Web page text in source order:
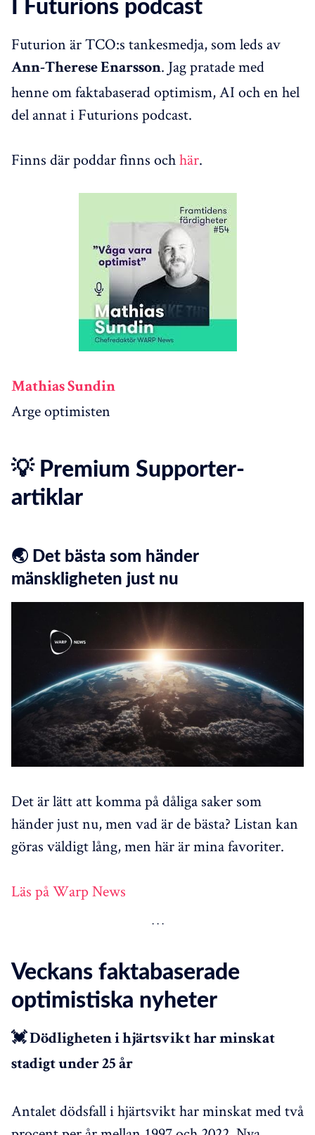
I Futurions podcast
Futurion är TCO:s tankesmedja, som leds av
Ann-Therese Enarsson. Jag pratade med
henne om faktabaserad optimism, AI och en hel
del annat i Futurions podcast.
Finns där poddar finns ochhär.
Mathias Sundin
Arge optimisten
💡 Premium Supporter-
artiklar
🌏 Det bästa som händer
mänskligheten just nu
Det är lätt att komma på dåliga saker som
händer just nu, men vad är de bästa? Listan kan
göras väldigt lång, men här är mina favoriter.
Läs på Warp News
Veckans faktabaserade
optimistiska nyheter
💓 Dödligheten i hjärtsvikt har minskat
stadigt under 25 år
Antalet dödsfall i hjärtsvikt har minskat med två